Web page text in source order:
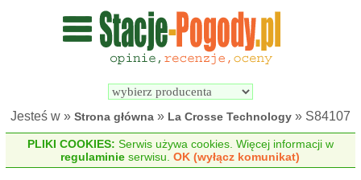
Wyszukiwarka
pogodowych
Jesteś w » Strona główna » La Crosse Technology » S84107
PLIKI COOKIES: Serwis używa cookies. Więcej informacji w
regulaminie serwisu.OK (wyłącz komunikat)